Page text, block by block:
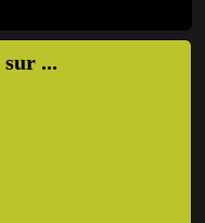
sur ...